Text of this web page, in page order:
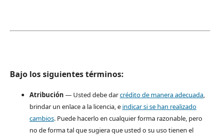
Bajo los siguientes términos:
Atribución — Usted debe darcrédito de manera adecuada,
brindar un enlace a la licencia, e indicar si se han realizado
cambios. Puede hacerlo en cualquier forma razonable, pero
no de forma tal que sugiera que usted o su uso tienen el